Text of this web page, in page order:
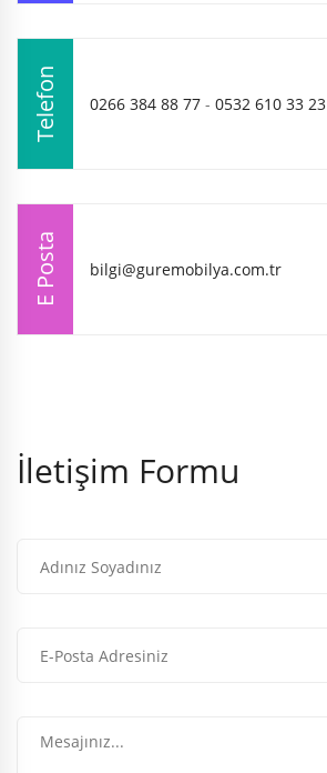
Telefon 0266 384 88 77 - 0532 610 33 23
E Posta bilgi@guremobilya.com.tr
İletişim Formu